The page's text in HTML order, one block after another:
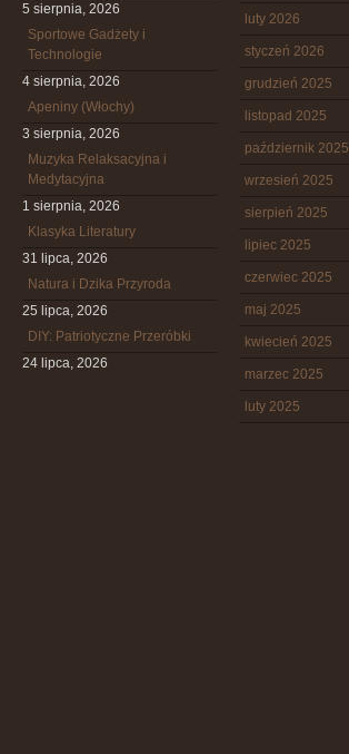
5 sierpnia, 2026
Sportowe Gadżety i
Technologie
4 sierpnia, 2026
Apeniny (Włochy)
3 sierpnia, 2026
Muzyka Relaksacyjna i
Medytacyjna
1 sierpnia, 2026
Klasyka Literatury
31 lipca, 2026
Natura i Dzika Przyroda
25 lipca, 2026
DIY: Patriotyczne Przeróbki
24 lipca, 2026
luty 2026
styczeń 2026
grudzień 2025
listopad 2025
październik 2025
wrzesień 2025
sierpień 2025
lipiec 2025
czerwiec 2025
maj 2025
kwiecień 2025
marzec 2025
luty 2025